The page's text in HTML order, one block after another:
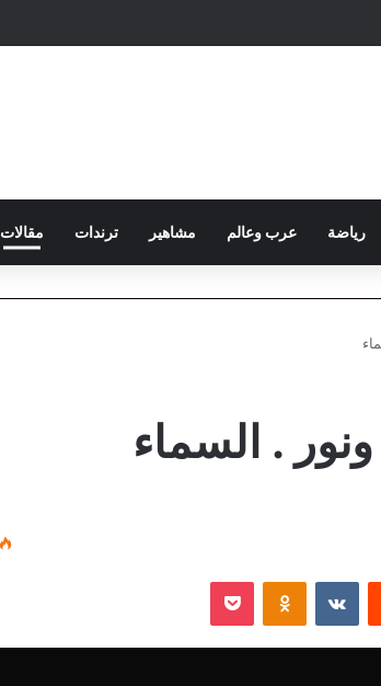
رياضة عرب وعالم مشاهير ترندات مقالات
. السماء